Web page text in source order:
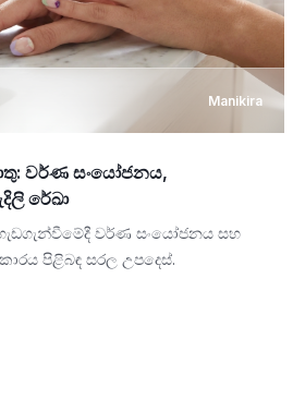
Manikira
වර්ණ සංයෝජනය,
රේඛා
වර්ණ සංයෝජනය සහ
පිළිබඳ සරල උපදෙස්.